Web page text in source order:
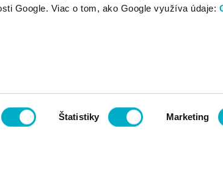
Google. Viac o tom, ako Google využíva údaje:
Štatistiky Marketing